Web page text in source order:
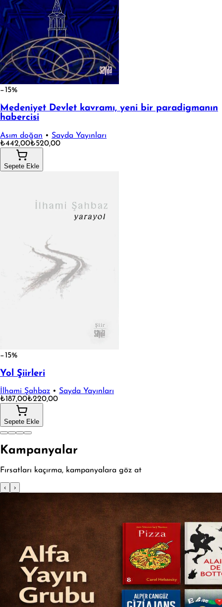
−15%
Medeniyet Devlet kavramı, yeni bir paradigmanın
habercisi
Asım doğan • Sayda Yayınları
₺442,00₺520,00
Sepete Ekle
−15%
Yol Şiirleri
İlhami Şahbaz • Sayda Yayınları
₺187,00₺220,00
Sepete Ekle
Kampanyalar
Fırsatları kaçırma, kampanyalara göz at
‹ ›